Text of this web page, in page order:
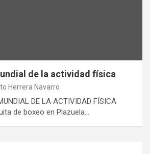
de la actividad física
Herrera Navarro
DE LA ACTIVIDAD FÍSICA
de boxeo en Plazuela…